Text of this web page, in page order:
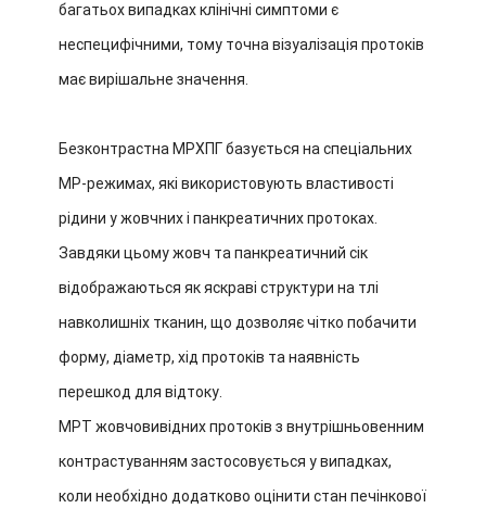
багатьох випадках клінічні симптоми є
неспецифічними, тому точна візуалізація протоків
має вирішальне значення.
Безконтрастна МРХПГ базується на спеціальних
МР-режимах, які використовують властивості
рідини у жовчних і панкреатичних протоках.
Завдяки цьому жовч та панкреатичний сік
відображаються як яскраві структури на тлі
навколишніх тканин, що дозволяє чітко побачити
форму, діаметр, хід протоків та наявність
перешкод для відтоку.
МРТ жовчовивідних протоків з внутрішньовенним
контрастуванням застосовується у випадках,
коли необхідно додатково оцінити стан печінкової